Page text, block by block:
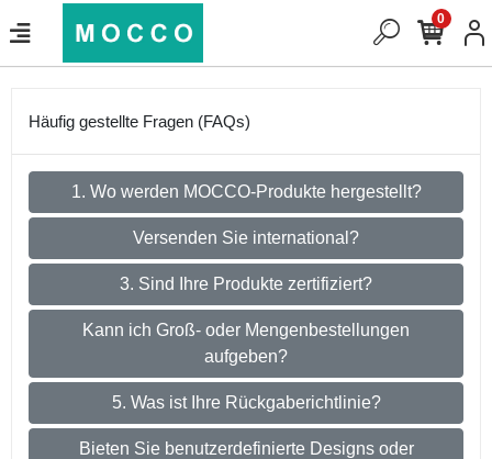
0
Häufig gestellte Fragen (FAQs)
1. Wo werden MOCCO-Produkte hergestellt?
Versenden Sie international?
3. Sind Ihre Produkte zertifiziert?
Kann ich Groß- oder Mengenbestellungen
aufgeben?
5. Was ist Ihre Rückgaberichtlinie?
Bieten Sie benutzerdefinierte Designs oder